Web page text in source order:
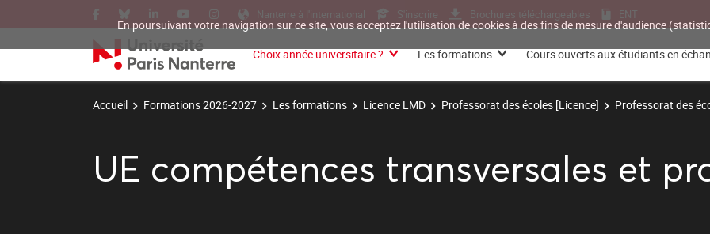
En poursuivant votre navigation sur ce site, vous acceptez l'utilisation de cookies à des fins de mesure d'audience
Nanterre à l'international S'inscrire Brochures téléchargeables ENT
Choix année universitaire ? Les formations Cours ouverts aux étudiants en
Accueil Formations 2026-2027 Les formations Licence LMD Professorat des écoles [Licence] Professorat des
UE compétences transversales et